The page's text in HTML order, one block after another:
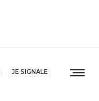
JE SIGNALE